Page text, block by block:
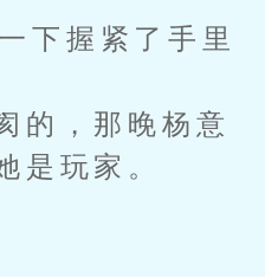
下握紧了手里
，那晚杨意
是玩家。